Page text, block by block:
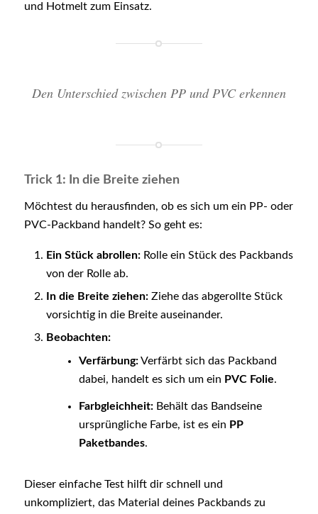
und Hotmelt zum Einsatz.
Den Unterschied zwischen PP und PVC erkennen
Trick 1: In die Breite ziehen
Möchtest du herausfinden, ob es sich um ein PP- oder
PVC-Packband handelt? So geht es:
Ein Stück abrollen:Rolle ein Stück des Packbands
von der Rolle ab.
In die Breite ziehen:Ziehe das abgerollte Stück
vorsichtig in die Breite auseinander.
Beobachten:
Verfärbung:Verfärbt sich das Packband
dabei, handelt es sich um ein PVC Folie.
Farbgleichheit: Behält das Bandseine
ursprüngliche Farbe, ist es ein PP
Paketbandes.
Dieser einfache Test hilft dir schnell und
unkompliziert, das Material deines Packbands zu